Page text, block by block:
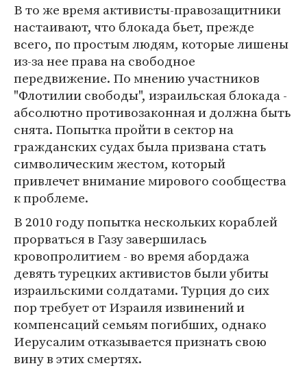
В то же время активисты-правозащитники
настаивают, что блокада бьет, прежде
всего, по простым людям, которые лишены
из-за нее права на свободное
передвижение. По мнению участников
"Флотилии свободы", израильская блокада -
абсолютно противозаконная и должна быть
снята. Попытка пройти в сектор на
гражданских судах была призвана стать
символическим жестом, который
привлечет внимание мирового сообщества
к проблеме.
В 2010 году попытка нескольких кораблей
прорваться в Газу завершилась
кровопролитием - во время абордажа
девять турецких активистов были убиты
израильскими солдатами. Турция до сих
пор требует от Израиля извинений и
компенсаций семьям погибших, однако
Иерусалим отказывается признать свою
вину в этих смертях.